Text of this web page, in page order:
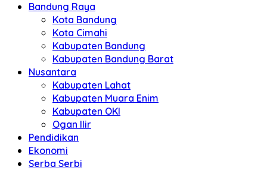
Bandung Raya
Kota Bandung
Kota Cimahi
Kabupaten Bandung
Kabupaten Bandung Barat
Nusantara
Kabupaten Lahat
Kabupaten Muara Enim
Kabupaten OKI
Ogan Ilir
Pendidikan
Ekonomi
Serba Serbi